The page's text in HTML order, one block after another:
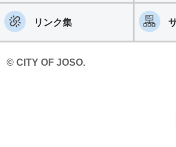
リンク集
© CITY OF JOSO.